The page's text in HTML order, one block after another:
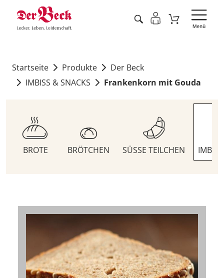
Startseite Produkte
Der Beck
IMBISS & SNACKS
Frankenkorn mit Gouda
BROTE BRÖTCHEN SÜSSE TEILCHEN